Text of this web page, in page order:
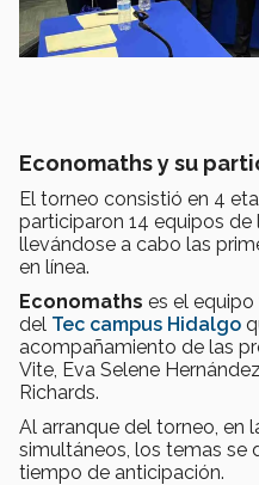
Economaths y su
El torneo consistió en 4
participaron 14 equipos de
llevándose a cabo las
en línea.
Economaths es el
del Tec campus Hidalgo
acompañamiento de las
Vite, Eva Selene
Richards.
Al arranque del torneo, en
simultáneos, los temas se
tiempo de anticipación.